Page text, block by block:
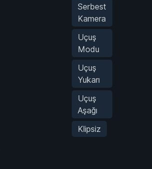
Serbest
Kamera
Uçuş
Modu
Uçuş
Yukarı
Uçuş
Aşağı
Klipsiz